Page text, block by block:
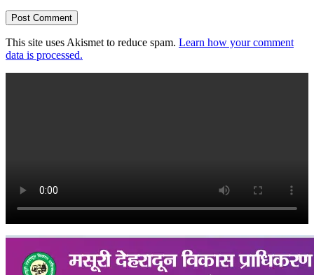
This site uses Akismet to reduce spam. Learn how your comment
data is processed.